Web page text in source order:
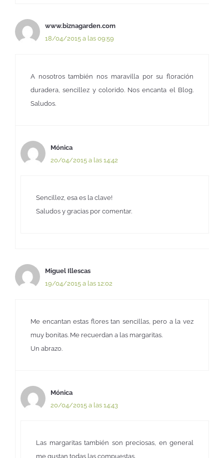
www.biznagarden.com
18/04/2015 a las 09:59
A nosotros también nos maravilla por su floración
duradera, sencillez y colorido. Nos encanta el Blog.
Saludos.
Mónica
20/04/2015 a las 14:42
Sencillez, esa es la clave!
Saludos y gracias por comentar.
Miguel Illescas
19/04/2015 a las 12:02
Me encantan estas flores tan sencillas, pero a la vez
muy bonitas. Me recuerdan a las margaritas.
Un abrazo.
Mónica
20/04/2015 a las 14:43
Las margaritas también son preciosas, en general
me gustan todas las compuestas.